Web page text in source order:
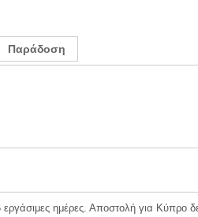
Παράδοση
ημέρες. Αποστολή για Κύπρο